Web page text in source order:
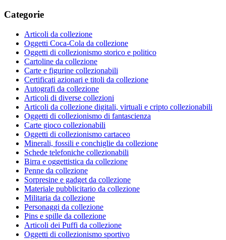
Categorie
Articoli da collezione
Oggetti Coca-Cola da collezione
Oggetti di collezionismo storico e politico
Cartoline da collezione
Carte e figurine collezionabili
Certificati azionari e titoli da collezione
Autografi da collezione
Articoli di diverse collezioni
Articoli da collezione digitali, virtuali e cripto collezionabili
Oggetti di collezionismo di fantascienza
Carte gioco collezionabili
Oggetti di collezionismo cartaceo
Minerali, fossili e conchiglie da collezione
Schede telefoniche collezionabili
Birra e oggettistica da collezione
Penne da collezione
Sorpresine e gadget da collezione
Materiale pubblicitario da collezione
Militaria da collezione
Personaggi da collezione
Pins e spille da collezione
Articoli dei Puffi da collezione
Oggetti di collezionismo sportivo